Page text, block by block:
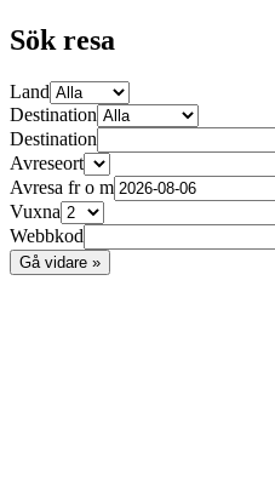
Sök resa
Land
Destination
Destination
Avreseort
Avresa fr o m
Vuxna
Webbkod